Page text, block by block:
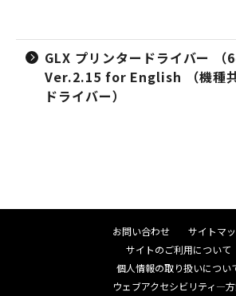
GLX プリンタードライバー （
Ver.2.15 for English （機種
ドライバー）
お問い合わせ
サイトマ
サイトのご利用について
個人情報の取り扱いについ
ウェブアクセシビリティ―